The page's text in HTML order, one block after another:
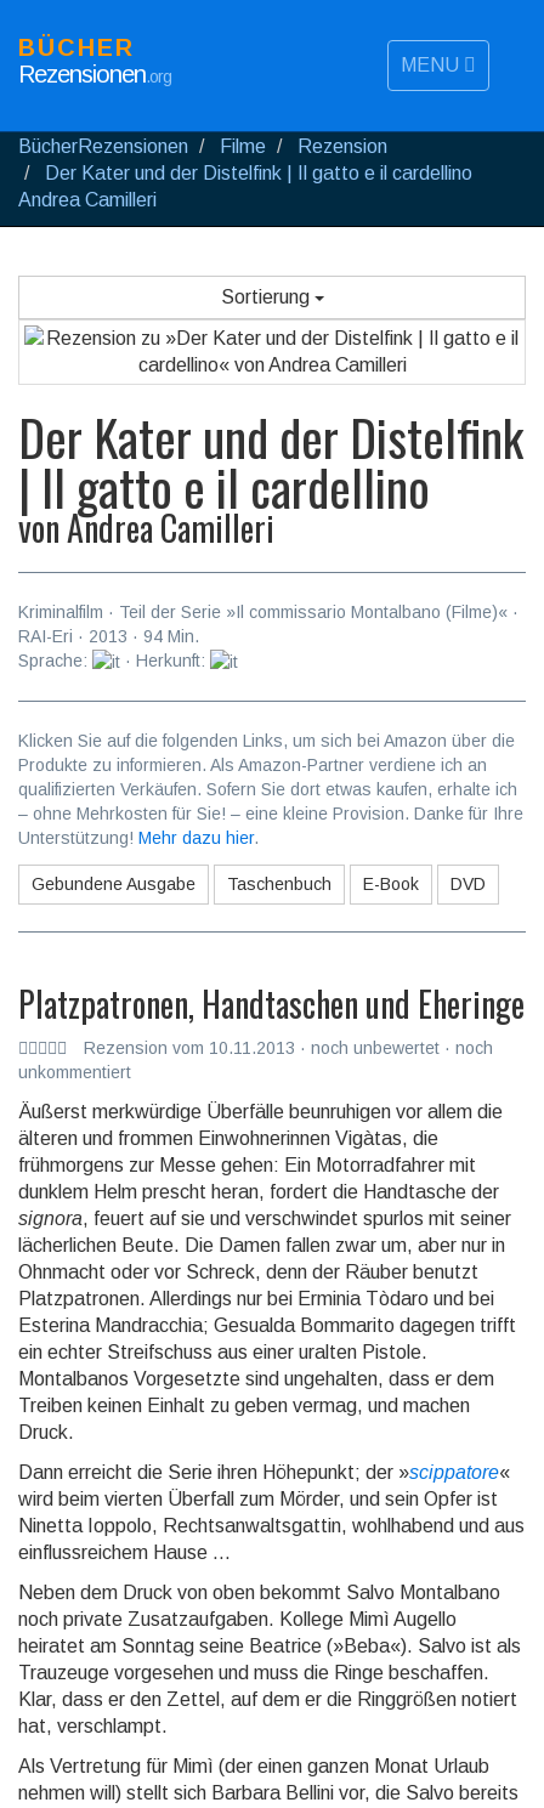
MENU
BÜCHER
Rezensionen.org
BücherRezensionen Filme
Rezension
Der Kater und der Distelfink | Il gatto e il cardellino
Andrea Camilleri
Sortierung
Der Kater und der Distelfink
| Il gatto e il cardellino
vonAndrea Camilleri
Kriminalfilm · Teil der Serie »Il commissario Montalbano (Filme)« ·
RAI-Eri · 2013 · 94 Min.
Sprache:
· Herkunft:
Klicken Sie auf die folgenden Links, um sich bei Amazon über die
Produkte zu informieren. Als Amazon-Partner verdiene ich an
qualifizierten Verkäufen. Sofern Sie dort etwas kaufen, erhalte ich
– ohne Mehrkosten für Sie! – eine kleine Provision. Danke für Ihre
Unterstützung! Mehr dazu hier.
Gebundene Ausgabe Taschenbuch E-Book DVD
Platzpatronen, Handtaschen und Eheringe
Rezension vom 10.11.2013 · noch unbewertet · noch
unkommentiert
Äußerst merkwürdige Überfälle beunruhigen vor allem die
älteren und frommen Einwoh­nerin­nen Vigàtas, die
frühmorgens zur Messe gehen: Ein Motor­rad­fahrer mit
dunklem Helm prescht heran, fordert die Handtasche der
signora, feuert auf sie und ver­schwin­det spurlos mit seiner
lächer­lichen Beute. Die Damen fallen zwar um, aber nur in
Ohnmacht oder vor Schreck, denn der Räuber benutzt
Platz­patro­nen. Allerdings nur bei Erminia Tòdaro und bei
Esterina Mandracchia; Gesualda Bommarito dagegen trifft
ein echter Streif­schuss aus einer uralten Pistole.
Montalbanos Vorgesetzte sind ungehalten, dass er dem
Treiben keinen Einhalt zu geben vermag, und machen
Druck.
Dann erreicht die Serie ihren Höhepunkt; der »scippatore«
wird beim vierten Überfall zum Mörder, und sein Opfer ist
Ninetta Ioppolo, Rechts­anwalts­gattin, wohlhabend und aus
einfluss­reichem Hause …
Neben dem Druck von oben bekommt Salvo Montalbano
noch private Zusatz­aufga­ben. Kollege Mimì Augello
heiratet am Sonntag seine Beatrice (»Beba«). Salvo ist als
Trauzeuge vorgesehen und muss die Ringe beschaffen.
Klar, dass er den Zettel, auf dem er die Ringgrößen notiert
hat, verschlampt.
Als Vertretung für Mimì (der einen ganzen Monat Urlaub
nehmen will) stellt sich Barbara Bellini vor, die Salvo bereits